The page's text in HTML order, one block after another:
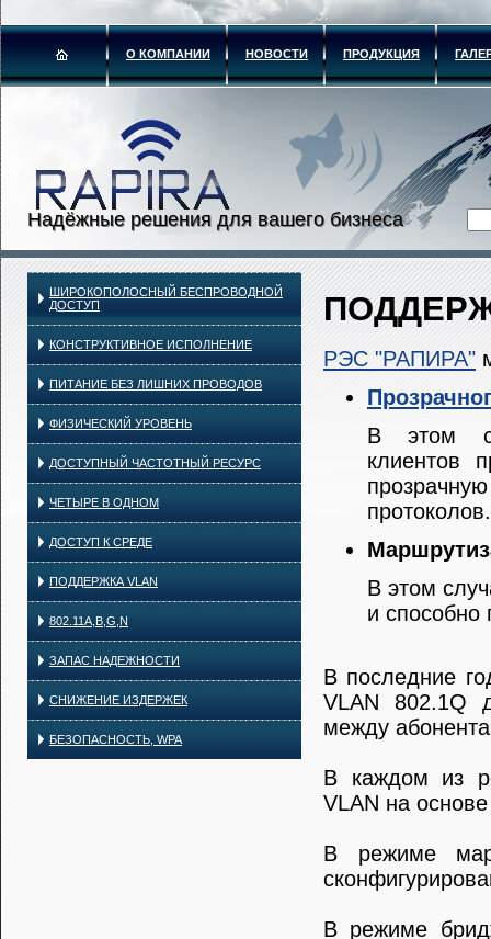
О КОМПАНИИ НОВОСТИ ПРОДУКЦИЯ
Надёжные решения для вашего бизнеса
ШИРОКОПОЛОСНЫЙ БЕСПРОВОДНОЙ
ДОСТУП
КОНСТРУКТИВНОЕ ИСПОЛНЕНИЕ
ПИТАНИЕ БЕЗ ЛИШНИХ ПРОВОДОВ
ФИЗИЧЕСКИЙ УРОВЕНЬ
ДОСТУПНЫЙ ЧАСТОТНЫЙ РЕСУРС
ЧЕТЫРЕ В ОДНОМ
ДОСТУП К СРЕДЕ
ПОДДЕРЖКА VLAN
802.11A,B,G,N
ЗАПАС НАДЕЖНОСТИ
СНИЖЕНИЕ ИЗДЕРЖЕК
БЕЗОПАСНОСТЬ, WPA
РЭС "РАПИРА"
В этом
клиентов
протоколов.
В этом
и способно
В последние
VLAN 802.1Q
между
В каждом из
VLAN на
В режиме
В режиме